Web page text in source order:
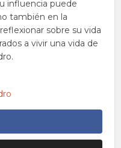
influencia puede
también en la
sobre su vida
a vivir una vida de